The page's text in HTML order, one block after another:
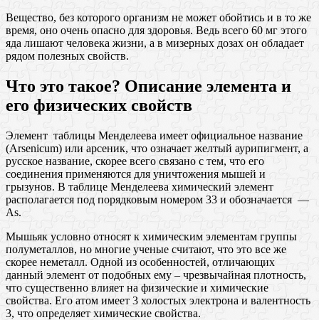
Вещество, без которого организм не может обойтись и в то же
время, оно очень опасно для здоровья. Ведь всего 60 мг этого
яда лишают человека жизни, а в мизерных дозах он обладает
рядом полезных свойств.
Что это такое? Описание элемента и
его физических свойств
Элемент таблицы Менделеева имеет официальное название
(Arsenicum) или арсеник, что означает желтый аурипигмент, а
русское название, скорее всего связано с тем, что его
соединения применяются для уничтожения мышей и
грызунов. В таблице Менделеева химический элемент
располагается под порядковым номером 33 и обозначается —
As.
Мышьяк условно относят к химическим элементам группы
полуметаллов, но многие ученые считают, что это все же
скорее неметалл. Одной из особенностей, отличающих
данный элемент от подобных ему – чрезвычайная плотность,
что существенно влияет на физические и химические
свойства. Его атом имеет 3 холостых электрона и валентность
3, что определяет химические свойства.